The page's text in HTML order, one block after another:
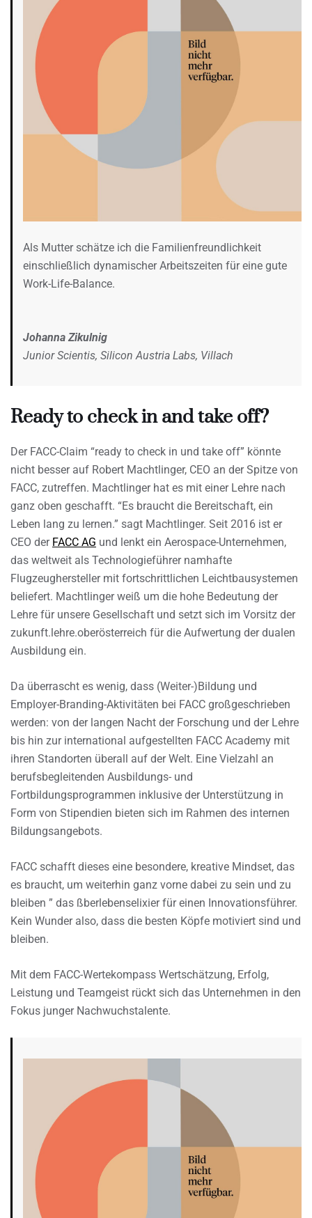
Als Mutter schätze ich die Familienfreundlichkeit
einschließlich dynamischer Arbeitszeiten für eine gute
Work-Life-Balance.
Johanna Zikulnig
Junior Scientis, Silicon Austria Labs, Villach
Ready to check in and take off?
Der FACC-Claim “ready to check in und take off” könnte
nicht besser auf Robert Machtlinger, CEO an der Spitze von
FACC, zutreffen. Machtlinger hat es mit einer Lehre nach
ganz oben geschafft. “Es braucht die Bereitschaft, ein
Leben lang zu lernen.” sagt Machtlinger. Seit 2016 ist er
CEO der FACC AG und lenkt ein Aerospace-Unternehmen,
das weltweit als Technologieführer namhafte
Flugzeughersteller mit fortschrittlichen Leichtbausystemen
beliefert. Machtlinger weiß um die hohe Bedeutung der
Lehre für unsere Gesellschaft und setzt sich im Vorsitz der
zukunft.lehre.oberösterreich für die Aufwertung der dualen
Ausbildung ein.
Da überrascht es wenig, dass (Weiter-)Bildung und
Employer-Branding-Aktivitäten bei FACC großgeschrieben
werden: von der langen Nacht der Forschung und der Lehre
bis hin zur international aufgestellten FACC Academy mit
ihren Standorten überall auf der Welt. Eine Vielzahl an
berufsbegleitenden Ausbildungs- und
Fortbildungsprogrammen inklusive der Unterstützung in
Form von Stipendien bieten sich im Rahmen des internen
Bildungsangebots.
FACC schafft dieses eine besondere, kreative Mindset, das
es braucht, um weiterhin ganz vorne dabei zu sein und zu
bleiben ” das ßberlebenselixier für einen Innovationsführer.
Kein Wunder also, dass die besten Köpfe motiviert sind und
bleiben.
Mit dem FACC-Wertekompass Wertschätzung, Erfolg,
Leistung und Teamgeist rückt sich das Unternehmen in den
Fokus junger Nachwuchstalente.